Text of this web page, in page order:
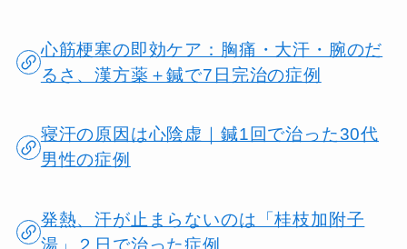
心筋梗塞の即効ケア：胸痛・大汗・腕のだ
るさ、漢方薬＋鍼で7日完治の症例
寝汗の原因は心陰虚｜鍼1回で治った30代
男性の症例
発熱、汗が止まらないのは「桂枝加附子
湯」２日で治った症例